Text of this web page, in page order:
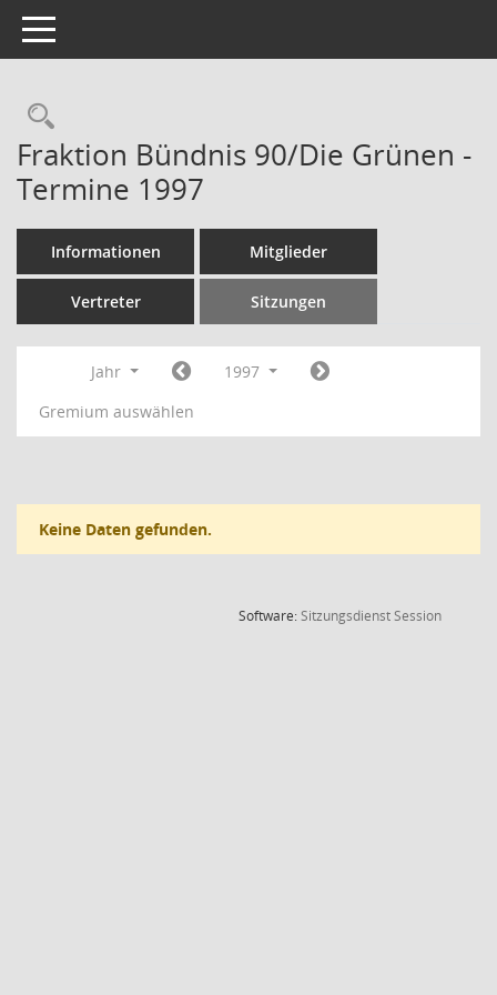
Toggle navigation
Rechercheauswahl
Fraktion Bündnis 90/Die Grünen -
Termine 1997
Informationen Mitglieder
Vertreter Sitzungen
Jahr
1997
Gremium auswählen
Keine Daten gefunden.
Software:SitzungsdienstSession(Wird in